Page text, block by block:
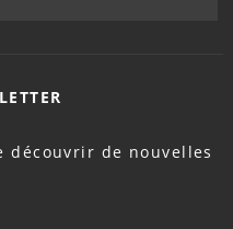
découvrir de nouvelles